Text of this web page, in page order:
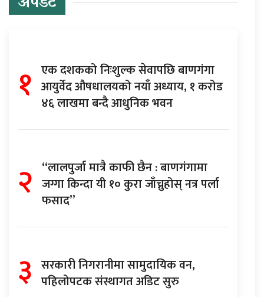
१ एक दशकको निःशुल्क सेवापछि बाणगंगा
आयुर्वेद औषधालयको नयाँ अध्याय, १ करोड
४६ लाखमा बन्दै आधुनिक भवन
२ “लालपुर्जा मात्रै काफी छैन : बाणगंगामा
जग्गा किन्दा यी १० कुरा जाँच्नुहोस् नत्र पर्ला
फसाद”
३ सरकारी निगरानीमा सामुदायिक वन,
पहिलोपटक संस्थागत अडिट सुरु